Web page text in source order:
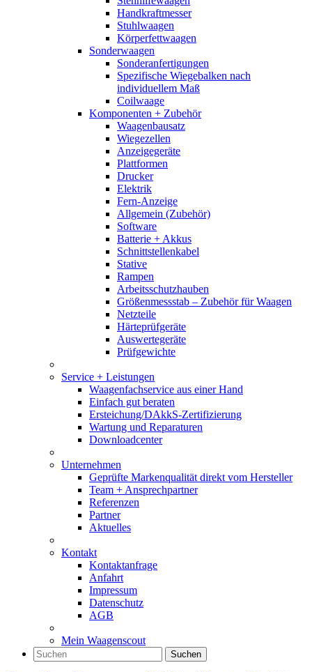
Handkraftmesser
Stuhlwaagen
Körperfettwaagen
Sonderwaagen
Sonderanfertigungen
Spezifische Wiegebalken nach
individuellem Maß
Coilwaage
Komponenten + Zubehör
Waagenbausatz
Wiegezellen
Anzeigegeräte
Plattformen
Drucker
Elektrik
Fern-Anzeige
Allgemein (Zubehör)
Software
Batterie + Akkus
Schnittstellenkabel
Stative
Rampen
Arbeitsschutzhauben
Größenmessstab – Zubehör für Waagen
Netzteile
Härteprüfgeräte
Auswertegeräte
Prüfgewichte
Service + Leistungen
Waagenfachservice aus einer Hand
Einfach gut beraten
Ersteichung/DAkkS-Zertifizierung
Wartung und Reparaturen
Downloadcenter
Unternehmen
Geprüfte Markenqualität direkt vom Hersteller
Team + Ansprechpartner
Referenzen
Partner
Aktuelles
Kontakt
Kontaktanfrage
Anfahrt
Impressum
Datenschutz
AGB
Mein Waagenscout
Suchen